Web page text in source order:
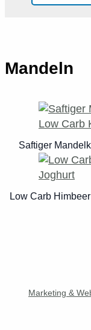
Mandeln
Saftiger
Low Carb
Marketing &